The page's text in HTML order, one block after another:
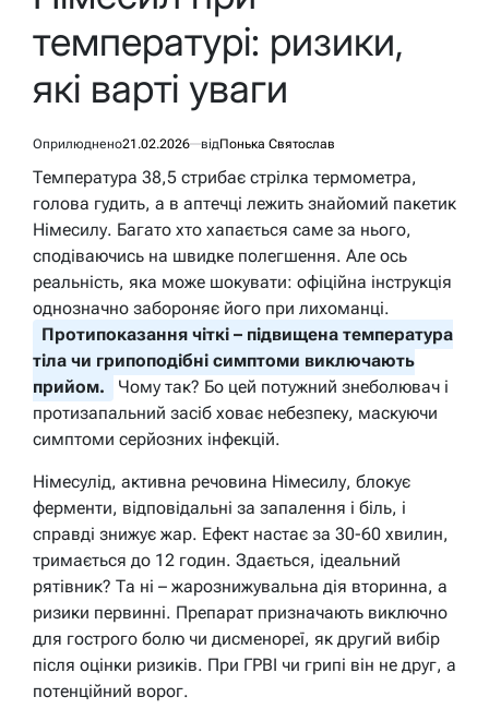
температурі: ризики,
які варті уваги
Оприлюднено21.02.2026 відПонька Святослав
Температура 38,5 стрибає стрілка термометра,
голова гудить, а в аптечці лежить знайомий пакетик
Німесилу. Багато хто хапається саме за нього,
сподіваючись на швидке полегшення. Але ось
реальність, яка може шокувати: офіційна інструкція
однозначно забороняє його при лихоманці.
Протипоказання чіткі – підвищена температура
тіла чи грипоподібні симптоми виключають
прийом.
Чому так? Бо цей потужний знеболювач і
протизапальний засіб ховає небезпеку, маскуючи
симптоми серйозних інфекцій.
Німесулід, активна речовина Німесилу, блокує
ферменти, відповідальні за запалення і біль, і
справді знижує жар. Ефект настає за 30-60 хвилин,
тримається до 12 годин. Здається, ідеальний
рятівник? Та ні – жарознижувальна дія вторинна, а
ризики первинні. Препарат призначають виключно
для гострого болю чи дисменореї, як другий вибір
після оцінки ризиків. При ГРВІ чи грипі він не друг, а
потенційний ворог.